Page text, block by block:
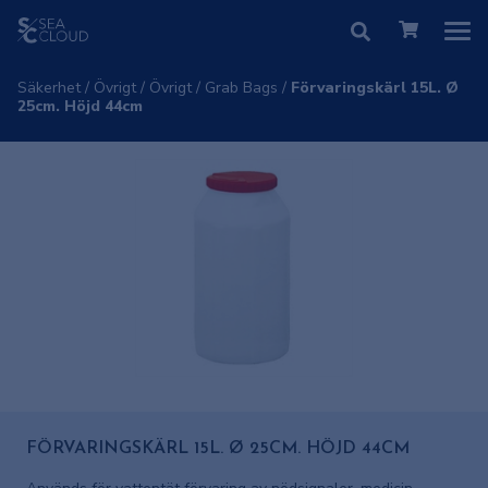
Säkerhet/ Övrigt/ Övrigt/ Grab Bags / Förvaringskärl 15L. Ø
25cm. Höjd 44cm
FÖRVARINGSKÄRL 15L. Ø 25CM. HÖJD 44CM